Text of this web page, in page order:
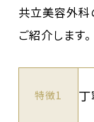
共立美容外科
ご紹介します。
特徴1